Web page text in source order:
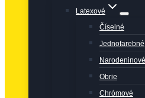
Latexové
Číselné
Jednofarebné
Narodeninové
Obrie
Chrómové